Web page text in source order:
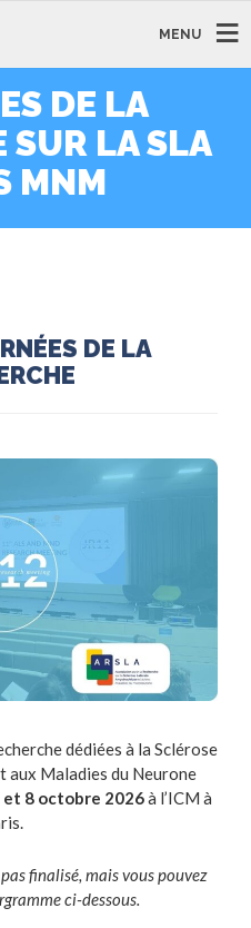
MENU
DE LA
SUR LA SLA
MNM
DE LA
dédiées à la Sclérose
aux Maladies du Neurone
et 8 octobre 2026à l’ICM à
finalisé, mais vous pouvez
ci-dessous.